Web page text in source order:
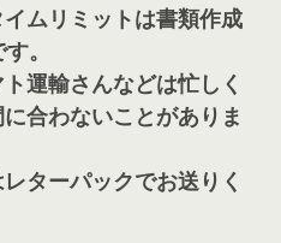
ムリミットは書類作成
。
運輸さんなどは忙しく
合わないことがありま
ターパックでお送りく